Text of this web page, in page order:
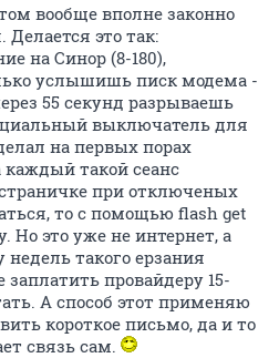
вообще вполне законно
Делается это так:
на Синор (8-180),
услышишь писк модема -
55 секунд разрываешь
выключатель для
на первых порах
такой сеанс
при отключеных
то с помощью flash get
это уже не интернет, а
такого ерзания
провайдеру 15-
А способ этот применяю
короткое письмо, да и то
связь сам.